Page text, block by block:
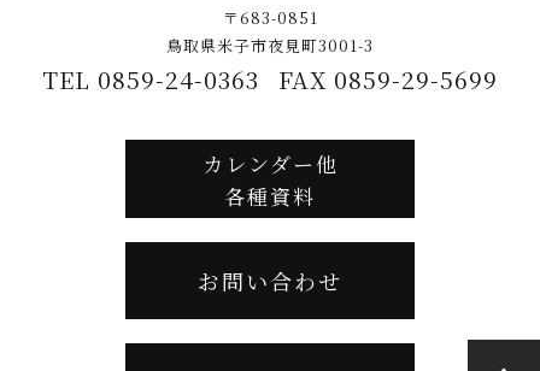
〒683-0851
鳥取県米子市夜見町3001-3
TEL 0859-24-0363 FAX 0859-29-5699
カレンダー他
各種資料
お問い合わせ